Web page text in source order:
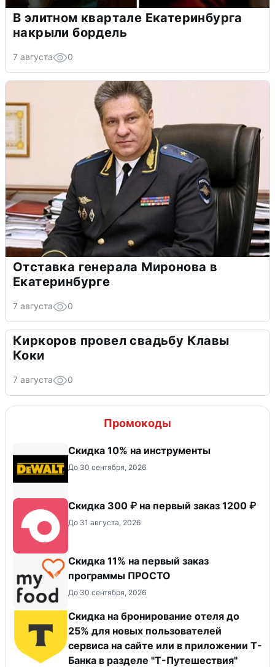
В элитном квартале Екатеринбурга
накрыли бордель
7 августа 0
Отставка генерала Миронова в
Екатеринбурге
7 августа 0
Киркоров провел свадьбу Клавы
Коки
7 августа 0
Промокоды
Скидка 10% на инструменты
До 30 сентября, 2026
Скидка 300 ₽ на первый заказ 1200 ₽
До 31 августа, 2026
Скидка 11% на первый заказ
программы ПРОСТО
До 30 сентября, 2026
Скидка на бронирование отеля до
25% для новых пользователей
сервиса на сайте или в приложении Т-
Банка в разделе "Т-Путешествия"